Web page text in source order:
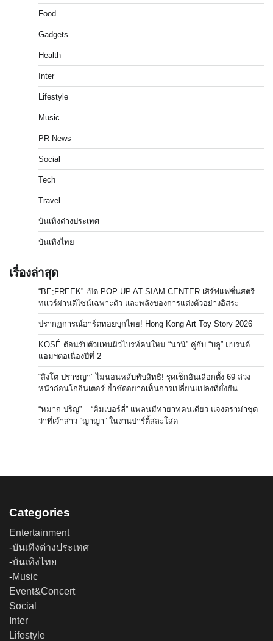
Food
Gadgets
Health
Inter
Lifestyle
Music
PR News
Social
Tech
Travel
บันเทิงต่างประเทศ
บันเทิงไทย
เรื่องล่าสุด
“BE;FREEK” เปิด POP-UP AT SIAM CENTER เสิร์ฟแฟชั่นสตรี
ทแวร์ผ่านดีไซน์เฉพาะตัว และพลังของการแต่งตัวอย่างอิสระ
ปรากฏการณ์อาร์ตทอยบุกไทย! Hong Kong Art Toy Story 2026
KOSÉ ต้อนรับตัวแทนผิวไบรท์คนใหม่ “นานิ” คู่กับ “บลู” แบรนด์
แอมฯต่อเนื่องปีที่ 2
“สิงโต ปราชญา” ไม่นอนหลับทับสิทธิ! รุดเช็กอินเลือกตั้ง 69 ล่วง
หน้าก่อนโกอินเตอร์ ย้ำชัดอยากเห็นการเปลี่ยนแปลงที่ยั่งยืน
“หมาก ปริญ” – “คิมเบอร์ลี่” แพลนมีทายาทคนเดียว แจงดราม่าชุด
ว่าที่เจ้าสาว “ญาญ่า” ในงานปาร์ตี้สละโสด
Categories
Entertainment
-บันเทิงต่างประเทศ
-บันเทิงไทย
-Music
Event&Concert
Social
Inter
Lifestyle